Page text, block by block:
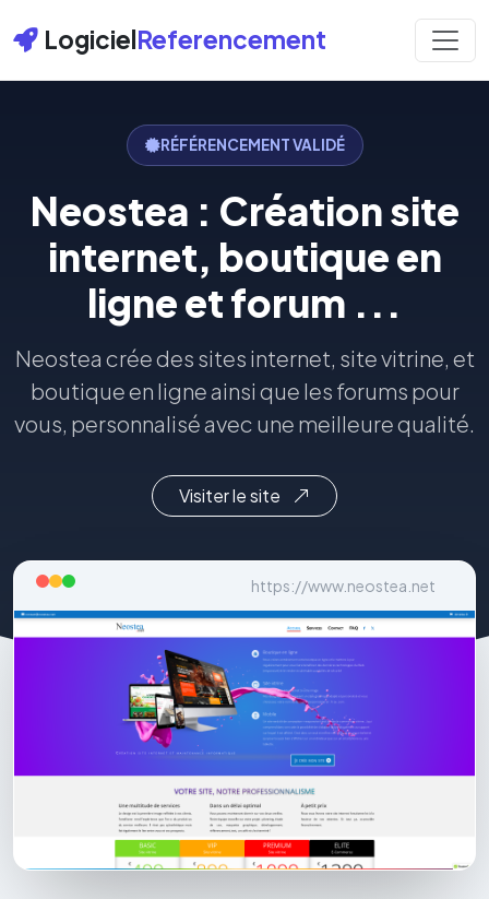
LogicielReferencement
RÉFÉRENCEMENT VALIDÉ
Neostea : Création site
internet, boutique en
ligne et forum ...
Neostea crée des sites internet, site vitrine, et
boutique en ligne ainsi que les forums pour
vous, personnalisé avec une meilleure qualité.
Visiter le site
https://www.neostea.net